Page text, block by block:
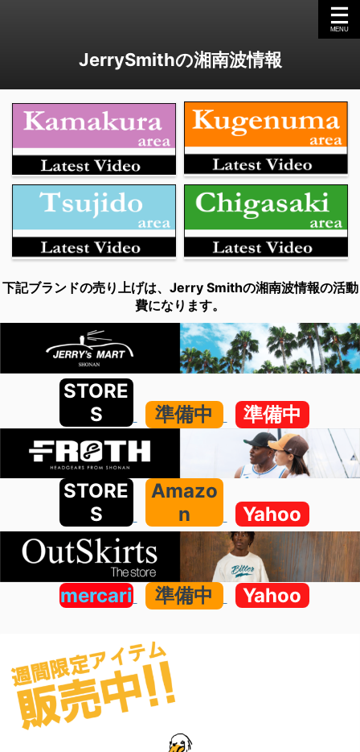
JerrySmithの湘南波情報
下記ブランドの売り上げは、Jerry Smithの湘南波情報の活動
費になります。
STORE
S
準備中 準備中
STORE
S
Amazo
n
Yahoo
mercari 準備中 Yahoo